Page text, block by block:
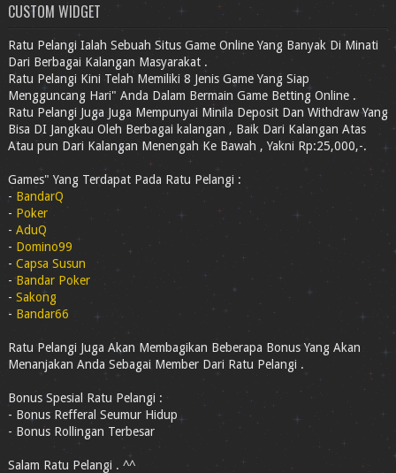
CUSTOM WIDGET
Ratu Pelangi Ialah Sebuah Situs Game Online Yang Banyak Di Minati
Dari Berbagai Kalangan Masyarakat .
Ratu Pelangi Kini Telah Memiliki 8 Jenis Game Yang Siap
Mengguncang Hari" Anda Dalam Bermain Game Betting Online .
Ratu Pelangi Juga Juga Mempunyai Minila Deposit Dan Withdraw Yang
Bisa DI Jangkau Oleh Berbagai kalangan , Baik Dari Kalangan Atas
Atau pun Dari Kalangan Menengah Ke Bawah , Yakni Rp:25,000,-.
Games" Yang Terdapat Pada Ratu Pelangi :
- BandarQ
- Poker
- AduQ
- Domino99
- Capsa Susun
-Bandar Poker
- Sakong
- Bandar66
Ratu Pelangi Juga Akan Membagikan Beberapa Bonus Yang Akan
Menanjakan Anda Sebagai Member Dari Ratu Pelangi .
Bonus Spesial Ratu Pelangi :
- Bonus Refferal Seumur Hidup
- Bonus Rollingan Terbesar
Salam Ratu Pelangi . ^^